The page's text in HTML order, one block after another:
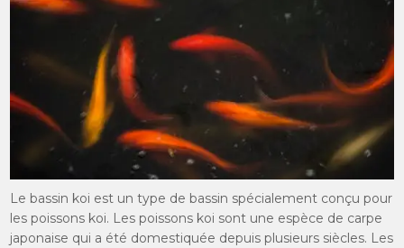
Le bassin koi est un type de bassin spécialement conçu pour
les poissons koi. Les poissons koi sont une espèce de carpe
japonaise qui a été domestiquée depuis plusieurs siècles. Les